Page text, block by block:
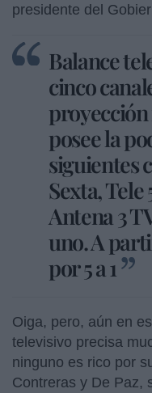
presidente del
Balance
cinco
posee la
siguientes
Sexta, Tele
Antena 3
uno. A
por 5 a 1
Oiga, pero, aún en
televisivo precisa
ninguno es rico por
Contreras y De Paz,